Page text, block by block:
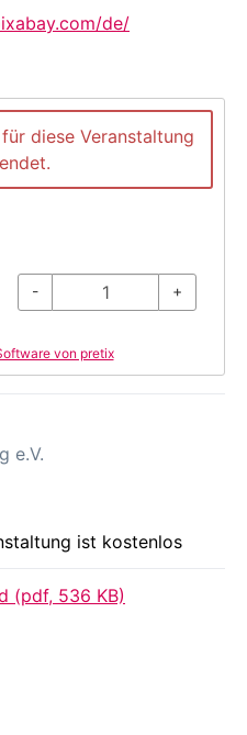
de/
diese Veranstaltung
- +
von pretix
e.V.
ist kostenlos
(pdf, 536 KB)